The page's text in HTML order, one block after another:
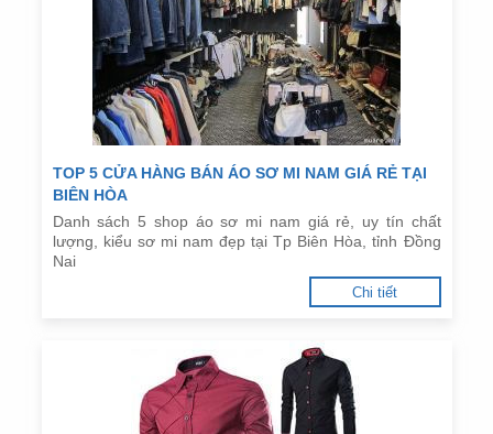
TOP 5 CỬA HÀNG BÁN ÁO SƠ MI NAM GIÁ RẺ TẠI
BIÊN HÒA
Danh sách 5 shop áo sơ mi nam giá rẻ, uy tín chất
lượng, kiểu sơ mi nam đẹp tại Tp Biên Hòa, tỉnh Đồng
Nai
Chi tiết